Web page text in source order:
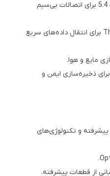
پشتیبانی از Wi-Fi 7 و بلوتوث 5.4 برای اتصالات بی‌سیم
دارای پورت‌های Thunderbolt 4 برای انتقال داده‌های سریع
مایع و هوا.
پشتیبانی از RAID 0, 1, 5, 10 برای ذخیره‌سازی ایمن و
پیشرفته و تکنولوژی‌های
از قطعات پیشرفته.